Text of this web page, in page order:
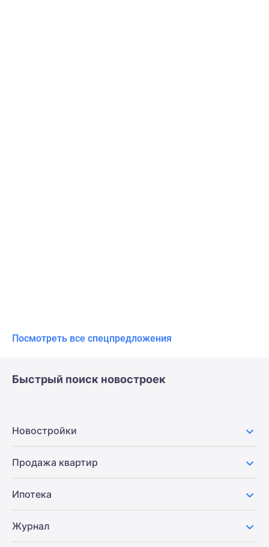
Посмотреть все спецпредложения
Быстрый поиск новостроек
Новостройки
Продажа квартир
Ипотека
Журнал